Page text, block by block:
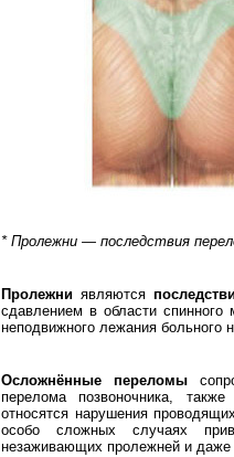
* Пролежни — последствия
Пролежни являются
сдавлением в области спинного
неподвижного лежания больного
Осложнённые переломы
перелома позвоночника,
относятся нарушения
особо сложных случаях
незаживающих пролежней и даже